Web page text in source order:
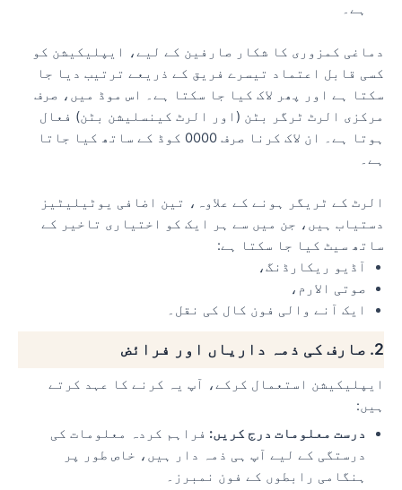
ہے۔
دماغی کمزوری کا شکار صارفین کے لیے، ایپلیکیشن کو
کسی قابل اعتماد تیسرے فریق کے ذریعے ترتیب دیا جا
سکتا ہے اور پھر لاک کیا جا سکتا ہے۔ اس موڈ میں، صرف
مرکزی الرٹ ٹرگر بٹن (اور الرٹ کینسلیشن بٹن) فعال
ہوتا ہے۔ ان لاک کرنا صرف 0000 کوڈ کے ساتھ کیا جاتا
ہے۔
الرٹ کے ٹریگر ہونے کے علاوہ، تین اضافی یوٹیلیٹیز
دستیاب ہیں، جن میں سے ہر ایک کو اختیاری تاخیر کے
ساتھ سیٹ کیا جا سکتا ہے:
آڈیو ریکارڈنگ،
صوتی الارم،
ایک آنے والی فون کال کی نقل۔
2. صارف کی ذمہ داریاں اور فرائض
ایپلیکیشن استعمال کرکے، آپ یہ کرنے کا عہد کرتے
ہیں:
درست معلومات درج کریں: فراہم کردہ معلومات کی
درستگی کے لیے آپ ہی ذمہ دار ہیں، خاص طور پر
ہنگامی رابطوں کے فون نمبرز۔